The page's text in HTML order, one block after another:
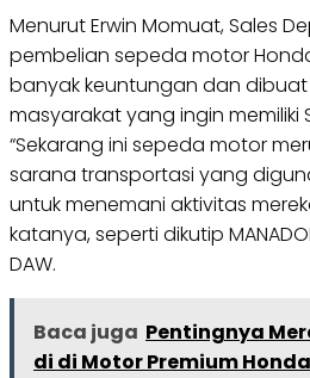
Menurut Erwin Momuat, Sales
pembelian sepeda motor
banyak keuntungan dan
masyarakat yang ingin memiliki
“Sekarang ini sepeda motor
sarana transportasi yang
untuk menemani aktivitas
katanya, seperti dikutip
DAW.
Baca juga Pentingnya
di di Motor Premium Honda